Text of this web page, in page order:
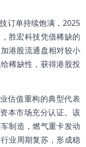
订单持续饱满，2025
胜宏科技凭借稀缺的
港股流通盘相对较小
稀缺性，获得港股投
估值重构的典型代表
本市场充分认证。该
制造，燃气重卡发动
业周期复苏，形成稳